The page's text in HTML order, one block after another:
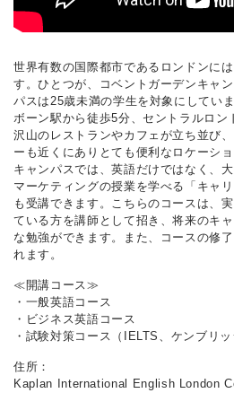
世界有数の国際都市であるロンドンに
す。ひとつが、コベントガーデンキャ
パスは25歳未満の学生を対象にしてい
ボーン駅から徒歩5分、セントラルロン
沢山のレストランやカフェが立ち並び
ーも近くにありとても便利なロケーシ
キャンパスでは、英語だけではなく、
マーケティングの授業を学べる「キャ
も受講できます。こちらのコースは、
ている方を講師として招き、将来のキ
な勉強ができます。また、コースの修
れます。
≪開講コース≫
・一般英語コース
・ビジネス英語コース
・試験対策コース（IELTS、ケンブリッ
住所：
Kaplan International English London